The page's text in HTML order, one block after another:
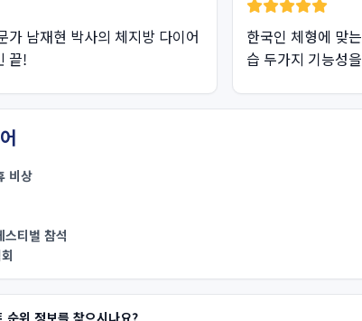
가 남재현 박사의 체지방 다이어
끝!
한국인 체형에 맞
습 두가지 기능성
비상
티벌 참석
순위 정보를 찾으시나요?